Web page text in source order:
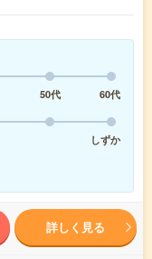
50代
60代
しずか
詳しく見る